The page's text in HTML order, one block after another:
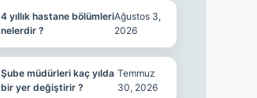
4 yıllık hastane bölümleri
nelerdir ?
Ağustos 3,
2026
Şube müdürleri kaç yılda
bir yer değiştirir ?
Temmuz
30, 2026